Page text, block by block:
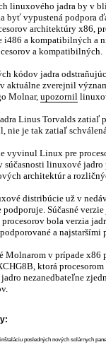
linuxového jadra by v
byť vypustená podpora
architektúry x86,
i486 a kompatibilných a
a kompatibilných.
kódov jadra
aktuálne zverejnil
Molnar,upozornil
Linus Torvalds zatiaľ
nie je tak zatiaľ
vyvinul Linux pre
súčasnosti linuxové jadro
architektúr a
distribúcie už v
podporuje. Súčasné
bola verzia
a
Molnarom v prípade x86
ktorá
nezanedbateľne
posledných nových solárnych